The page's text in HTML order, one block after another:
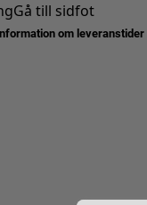
Gå till sidfot
om leveranstider